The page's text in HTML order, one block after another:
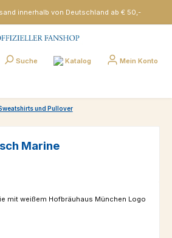
innerhalb von Deutschland ab € 50,-
Suche Katalog Mein Konto
und Pullover
Marine